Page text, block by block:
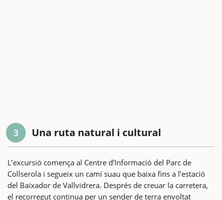
3 Una ruta natural i cultural
L’excursió comença al Centre d’Informació del Parc de
Collserola i segueix un camí suau que baixa fins a l’estació
del Baixador de Vallvidrera. Després de creuar la carretera,
el recorregut continua per un sender de terra envoltat